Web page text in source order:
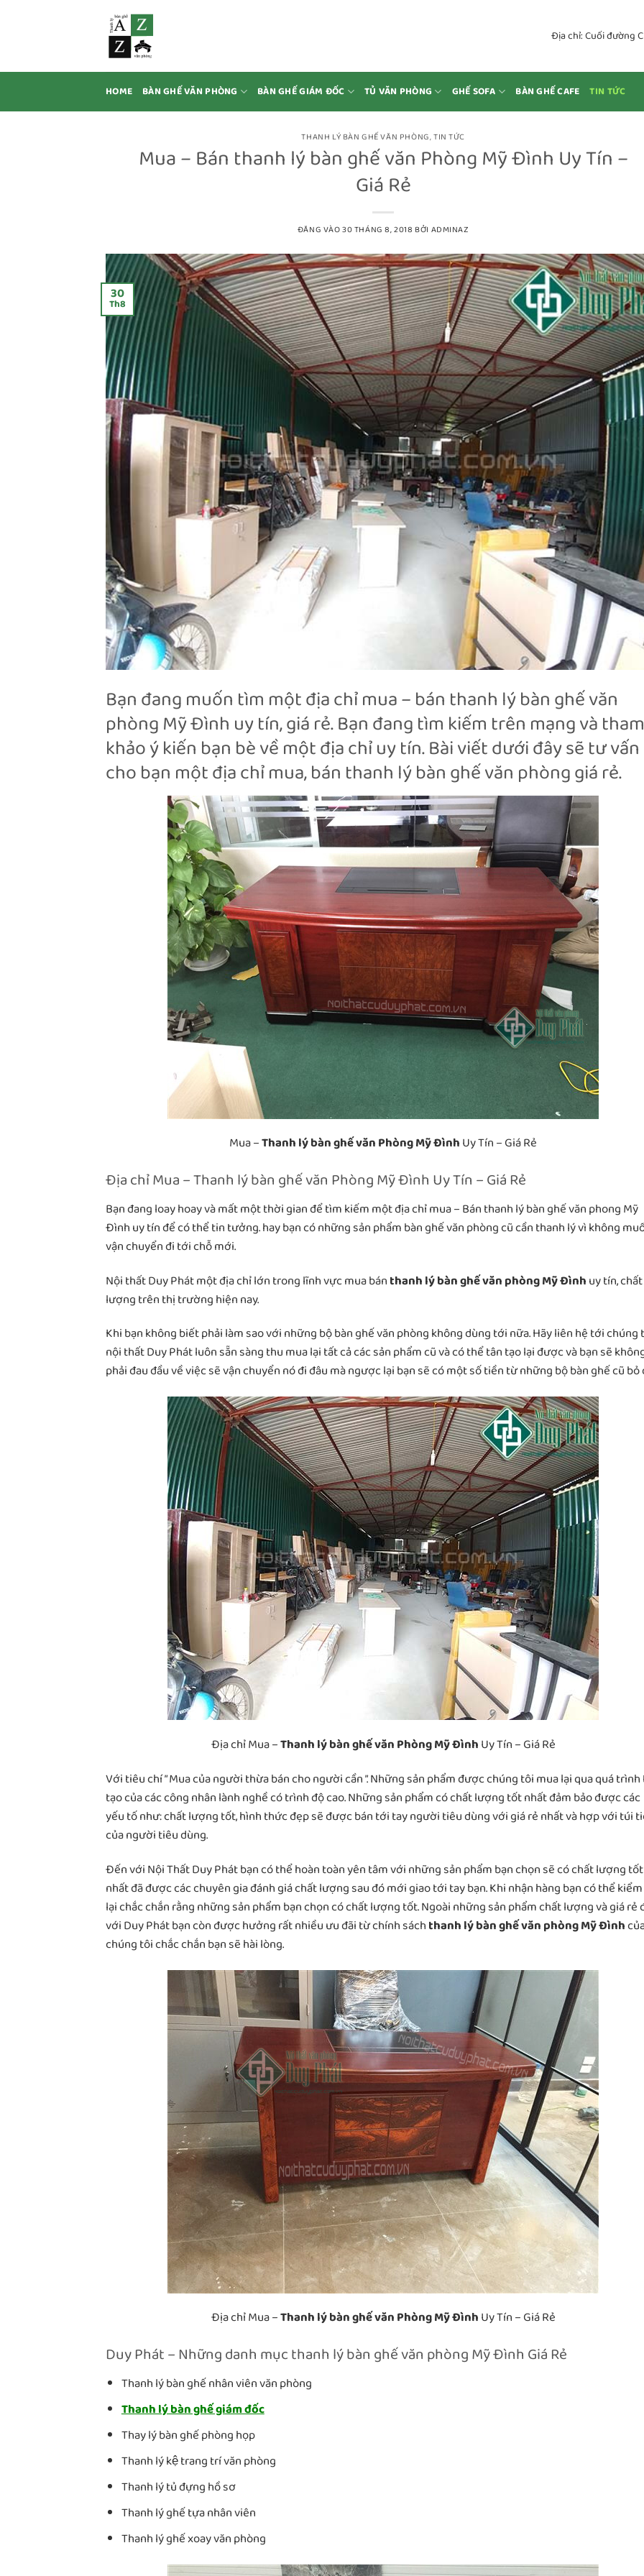
Địa chỉ: Cuối đường
HOME BÀN GHẾ VĂN PHÒNG BÀN GHẾ GIÁM ĐỐC TỦ VĂN PHÒNG GHẾ SOFA BÀN GHẾ CAFE TIN TỨC
THANH LÝ BÀN GHẾ VĂN PHÒNG,TIN TỨC
Mua – Bán thanh lý bàn ghế văn Phòng Mỹ Đình Uy Tín –
Giá Rẻ
ĐĂNG VÀO30 THÁNG 8, 2018 BỞI ADMINAZ
30
Th8
Bạn đang muốn tìm một địa chỉ mua – bán thanh lý bàn ghế văn
phòng Mỹ Đình uy tín, giá rẻ. Bạn đang tìm kiếm trên mạng và tham
khảo ý kiến bạn bè về một địa chỉ uy tín. Bài viết dưới đây sẽ tư vấn
cho bạn một địa chỉ mua, bán thanh lý bàn ghế văn phòng giá rẻ.
Mua –Thanh lý bàn ghế văn Phòng Mỹ ĐìnhUy Tín – Giá Rẻ
Địa chỉ Mua – Thanh lý bàn ghế văn Phòng Mỹ Đình Uy Tín – Giá Rẻ
Bạn đang loay hoay và mất một thời gian để tìm kiếm một địa chỉ mua – Bán thanh lý bàn ghế văn phong Mỹ
Đình uy tín để có thể tin tưởng. hay bạn có những sản phẩm bàn ghế văn phòng cũ cần thanh lý vì không
vận chuyển đi tới chỗ mới.
Nội thất Duy Phát một địa chỉ lớn trong lĩnh vực mua bánthanh lý bàn ghế văn phòng Mỹ Đìnhuy tín, chất
lượng trên thị trường hiện nay.
Khi bạn không biết phải làm sao với những bộ bàn ghế văn phòng không dùng tới nữa. Hãy liên hệ tới chúng
nội thất Duy Phát luôn sẵn sàng thu mua lại tất cả các sản phẩm cũ và có thể tân tạo lại được và bạn sẽ
phải đau đầu về việc sẽ vận chuyển nó đi đâu mà ngược lại bạn sẽ có một số tiền từ những bộ bàn ghế cũ bỏ
Địa chỉ Mua –Thanh lý bàn ghế văn Phòng Mỹ ĐìnhUy Tín – Giá Rẻ
Với tiêu chí ” Mua của người thừa bán cho người cần ”. Những sản phẩm được chúng tôi mua lại qua quá
tạo của các công nhân lành nghề có trình độ cao. Những sản phẩm có chất lượng tốt nhất đảm bảo được các
yếu tố như: chất lượng tốt, hình thức đẹp sẽ được bán tới tay người tiêu dùng với giá rẻ nhất và hợp với túi
của người tiêu dùng.
Đến với Nội Thất Duy Phát bạn có thể hoàn toàn yên tâm với những sản phẩm bạn chọn sẽ có chất lượng tốt
nhất đã được các chuyên gia đánh giá chất lượng sau đó mới giao tới tay bạn. Khi nhận hàng bạn có thể
lại chắc chắn rằng những sản phẩm bạn chọn có chất lượng tốt. Ngoài những sản phẩm chất lượng và giá rẻ
với Duy Phát bạn còn được hưởng rất nhiều ưu đãi từ chính sáchthanh lý bàn ghế văn phòng Mỹ Đình
chúng tôi chắc chắn bạn sẽ hài lòng.
Địa chỉ Mua –Thanh lý bàn ghế văn Phòng Mỹ ĐìnhUy Tín – Giá Rẻ
Duy Phát – Những danh mục thanh lý bàn ghế văn phòng Mỹ Đình Giá Rẻ
Thanh lý bàn ghế nhân viên văn phòng
Thanh lý bàn ghế giám đốc
Thay lý bàn ghế phòng họp
Thanh lý kệ trang trí văn phòng
Thanh lý tủ đựng hồ sơ
Thanh lý ghế tựa nhân viên
Thanh lý ghế xoay văn phòng